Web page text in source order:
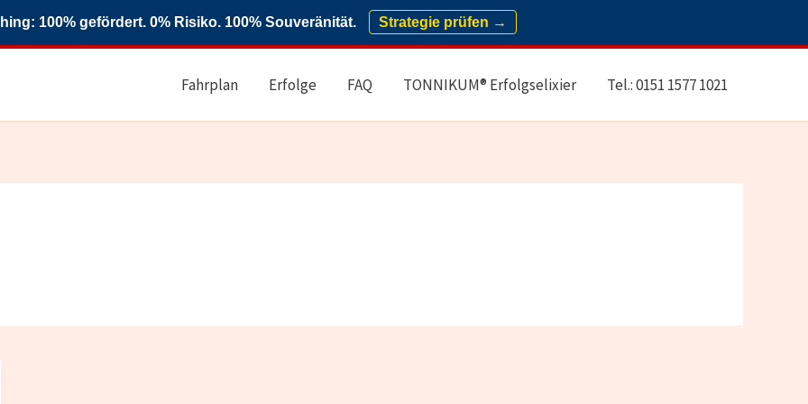
100% gefördert. 0% Risiko. 100% Souveränität. Strategie prüfen →
Fahrplan Erfolge FAQ TONNIKUM® Erfolgselixier Tel.: 0151 1577 1021